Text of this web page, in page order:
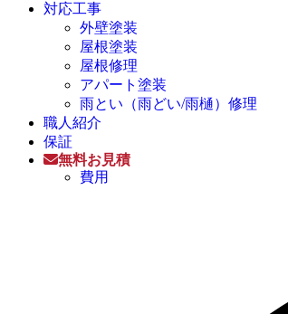
対応工事
外壁塗装
屋根塗装
屋根修理
アパート塗装
雨とい（雨どい/雨樋）修理
職人紹介
保証
無料お見積
費用